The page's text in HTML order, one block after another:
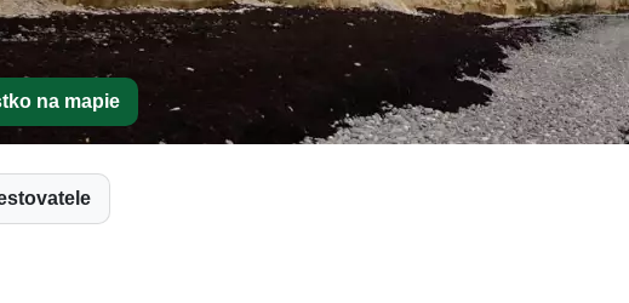
na mapie